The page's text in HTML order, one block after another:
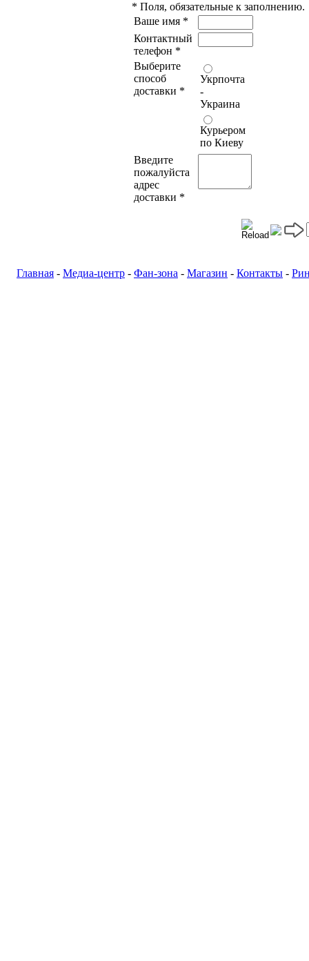
* Поля, обязательные к заполнению.
Ваше имя *
Контактный
телефон *
Выберите
способ
доставки *
Укрпочта
-
Украина
Курьером
по Киеву
Введите
пожалуйста
адрес
доставки *
Главная - Медиа-центр - Фан-зона - Магазин - Контакты -